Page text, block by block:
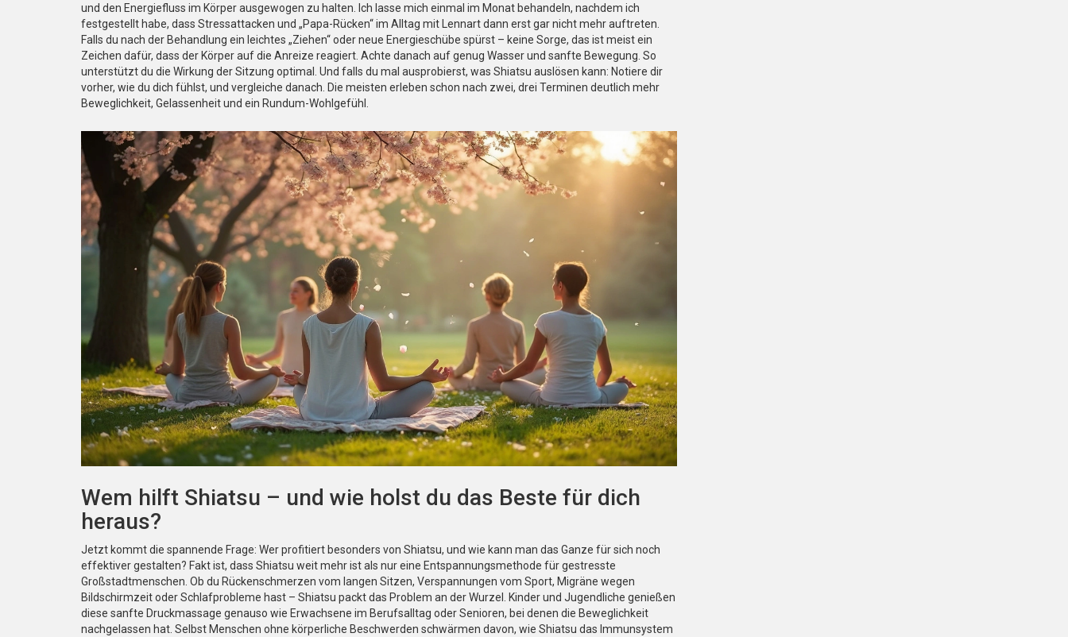
und den Energiefluss im Körper ausgewogen zu halten. Ich lasse mich einmal im Monat behandeln, nachdem ich
festgestellt habe, dass Stressattacken und „Papa-Rücken“ im Alltag mit Lennart dann erst gar nicht mehr auftreten.
Falls du nach der Behandlung ein leichtes „Ziehen“ oder neue Energieschübe spürst – keine Sorge, das ist meist ein
Zeichen dafür, dass der Körper auf die Anreize reagiert. Achte danach auf genug Wasser und sanfte Bewegung. So
unterstützt du die Wirkung der Sitzung optimal. Und falls du mal ausprobierst, was Shiatsu auslösen kann: Notiere dir
vorher, wie du dich fühlst, und vergleiche danach. Die meisten erleben schon nach zwei, drei Terminen deutlich mehr
Beweglichkeit, Gelassenheit und ein Rundum-Wohlgefühl.
Wem hilft Shiatsu – und wie holst du das Beste für dich
heraus?
Jetzt kommt die spannende Frage: Wer profitiert besonders von Shiatsu, und wie kann man das Ganze für sich noch
effektiver gestalten? Fakt ist, dass Shiatsu weit mehr ist als nur eine Entspannungsmethode für gestresste
Großstadtmenschen. Ob du Rückenschmerzen vom langen Sitzen, Verspannungen vom Sport, Migräne wegen
Bildschirmzeit oder Schlafprobleme hast – Shiatsu packt das Problem an der Wurzel. Kinder und Jugendliche genießen
diese sanfte Druckmassage genauso wie Erwachsene im Berufsalltag oder Senioren, bei denen die Beweglichkeit
nachgelassen hat. Selbst Menschen ohne körperliche Beschwerden schwärmen davon, wie Shiatsu das Immunsystem